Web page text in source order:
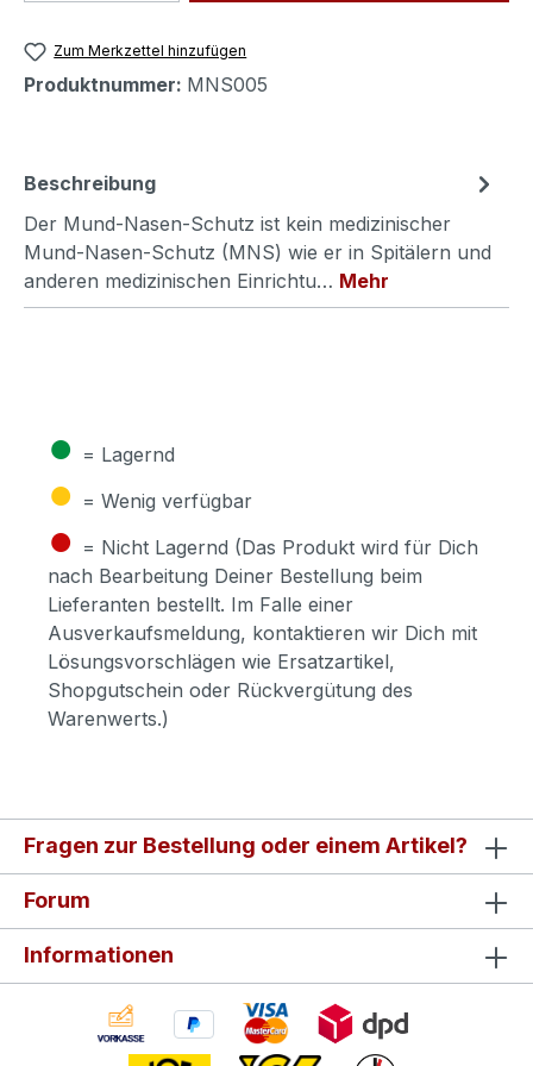
Zum Merkzettel hinzufügen
Produktnummer: MNS005
Beschreibung
Der Mund-Nasen-Schutz ist kein medizinischer
Mund-Nasen-Schutz (MNS) wie er in Spitälern und
anderen medizinischen Einrichtu… Mehr
● = Lagernd
● = Wenig verfügbar
● = Nicht Lagernd (Das Produkt wird für Dich
nach Bearbeitung Deiner Bestellung beim
Lieferanten bestellt. Im Falle einer
Ausverkaufsmeldung, kontaktieren wir Dich mit
Lösungsvorschlägen wie Ersatzartikel,
Shopgutschein oder Rückvergütung des
Warenwerts.)
Fragen zur Bestellung oder einem Artikel?
Forum
Informationen